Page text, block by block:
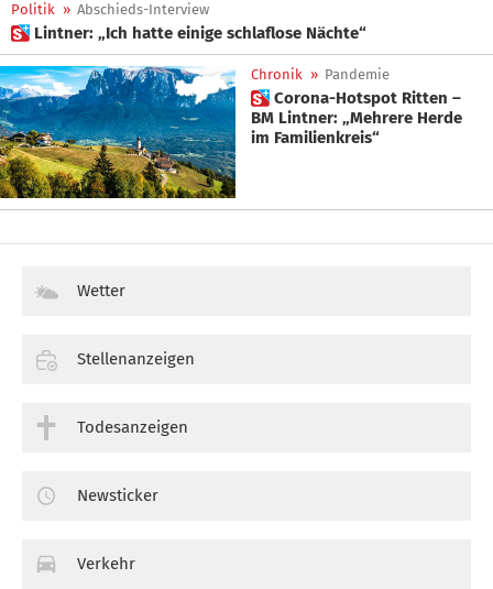
Politik » Abschieds-Interview
 Lintner: „Ich hatte einige schlaflose Nächte“
Chronik » Pandemie
 Corona-Hotspot Ritten –
BM Lintner: „Mehrere Herde
im Familienkreis“
Wetter
Stellenanzeigen
Todesanzeigen
Newsticker
Verkehr